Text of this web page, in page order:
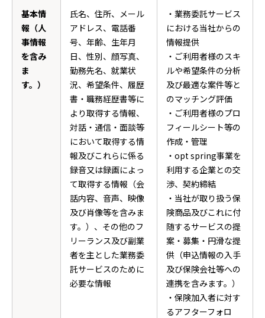
基本情
報（人
事情報
を含み
ま
す。）
氏名、住所、メール
アドレス、電話番
号、年齢、生年月
日、性別、顔写真、
勤務先名、就業状
況、希望条件、履歴
書・職務経歴書等に
より取得する情報、
対話・通信・面談等
において取得する情
報及びこれらに係る
録音又は録画によっ
て取得する情報（会
話内容、音声、映像
及び肖像等を含みま
す。）、その他のフ
リーランス及び副業
者を主とした業務委
託サービスのために
必要な情報
・業務委託サービス
における当社からの
情報提供
・ご利用者様のスキ
ルや希望条件の分析
及び最適な案件等と
のマッチング評価
・ご利用者様のプロ
フィールシート等の
作成・管理
・opt spring事業を
利用する企業との交
渉、契約締結
・当社が取り扱う保
険商品及びこれに付
随するサービスの提
案・募集・円滑な提
供（申込情報の入手
及び保険会社等への
連携を含みます。）
・保険加入者に対す
るアフターフォロ